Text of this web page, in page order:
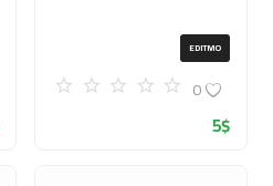
EDITMO
0
5$